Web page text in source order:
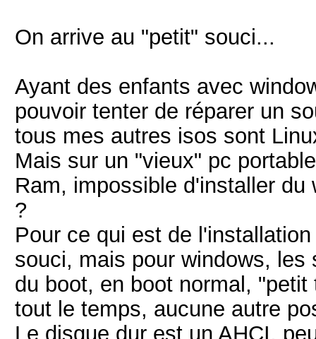
On arrive au "petit" souci...
Ayant des enfants avec
pouvoir tenter de réparer un
tous mes autres isos sont
Mais sur un "vieux" pc
Ram, impossible d'installer
?
Pour ce qui est de
souci, mais pour windows,
du boot, en boot normal,
tout le temps, aucune autre
Le disque dur est un AHCI,